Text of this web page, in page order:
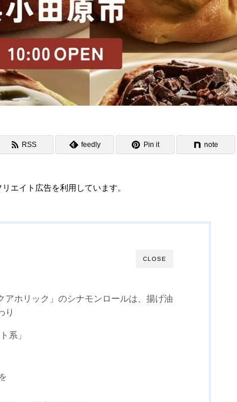
RSS feedly Pin it note
エイト広告を利用しています。
CLOSE
アホリック」のシナモンロールは、揚げ油
り
系」